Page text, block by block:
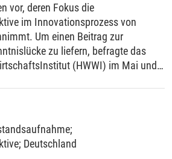
vor, deren Fokus die
im Innovationsprozess von
Um einen Beitrag zur
zu liefern, befragte das
(HWWI) im Mai und
sowie Meinungen der
der Rolle von Staat und Gesellschaft
der Nanotechnologie.
;
; Deutschland